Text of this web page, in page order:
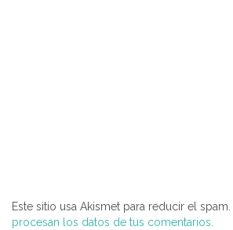
Este sitio usa Akismet para reducir el spam.
procesan los datos de tus comentarios.